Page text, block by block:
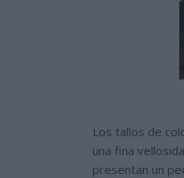
Los tallos de
una fina
presentan un